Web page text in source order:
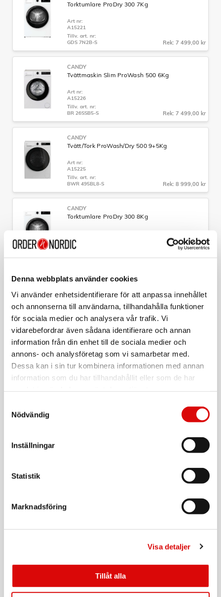
Denna webbplats använder cookies
Vi använder enhetsidentifierare för att anpassa innehållet
och annonserna till användarna, tillhandahålla funktioner
för sociala medier och analysera vår trafik. Vi
vidarebefordrar även sådana identifierare och annan
information från din enhet till de sociala medier och
annons- och analysföretag som vi samarbetar med.
Dessa kan i sin tur kombinera informationen med annan
information som du har tillhandahållit eller som de har
Nödvändig
Inställningar
Statistik
Marknadsföring
Visa detaljer
Tillåt alla
Torktumlare ProDry 300 7Kg
Art nr:
A15221
Tillv. art. nr:
GDS 7N2B-S
Rek: 7 499,00 kr
CANDY
Tvättmaskin Slim ProWash 500 6Kg
Art nr:
A15226
Tillv. art. nr:
BR 26SSB5-S
Rek: 7 499,00 kr
CANDY
Tvätt/Tork ProWash/Dry 500 9+5Kg
Art nr:
A15225
Tillv. art. nr:
BWR 495BL8-S
Rek: 8 999,00 kr
CANDY
Torktumlare ProDry 300 8Kg
A15222
Tillv. art. nr:
CANDY
Art nr:
A15233
Tillv. art. nr:
CNCQ2T618EW
CANDY
Tvättmaskin ProWash 500 Toppmatad 7Kg
Art nr:
A15231
Rek: 6 499,00 kr
Tillv. art. nr:
Kyl/Frys Fresco 500 185x60cm Rostfritt
Art nr:
A15234